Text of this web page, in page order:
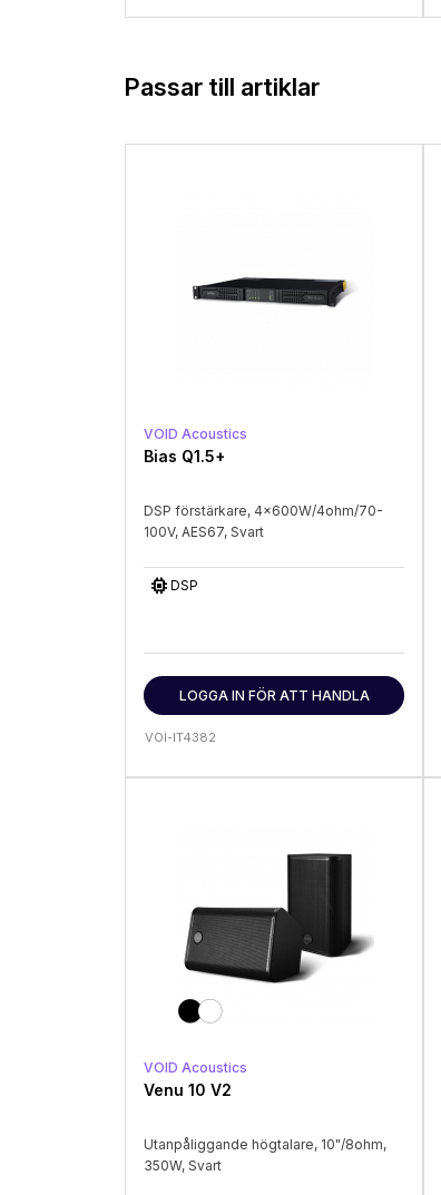
Passar till artiklar
VOID Acoustics
Bias Q1.5+
DSP förstärkare, 4x600W/4ohm/70-
100V, AES67, Svart
memory DSP
LOGGA IN FÖR ATT HANDLA
VOI-IT4382
VOID Acoustics
Venu 10 V2
Utanpåliggande högtalare, 10"/8ohm,
350W, Svart